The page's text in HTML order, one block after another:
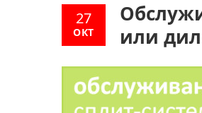
27
ОКТ
или